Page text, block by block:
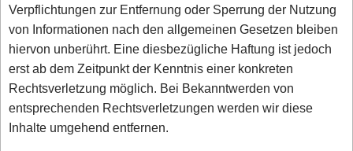
Verpflichtungen zur Entfernung oder Sperrung der Nutzung
von Informationen nach den allgemeinen Gesetzen bleiben
hiervon unberührt. Eine diesbezügliche Haftung ist jedoch
erst ab dem Zeitpunkt der Kenntnis einer konkreten
Rechtsverletzung möglich. Bei Bekanntwerden von
entsprechenden Rechtsverletzungen werden wir diese
Inhalte umgehend entfernen.